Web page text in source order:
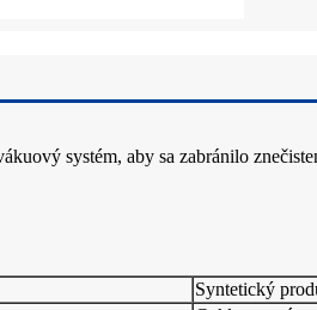
systém, aby sa zabránilo
Syntetický